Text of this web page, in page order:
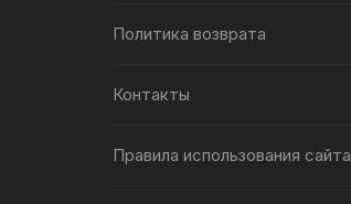
Политика возврата
Контакты
Правила использования сайта